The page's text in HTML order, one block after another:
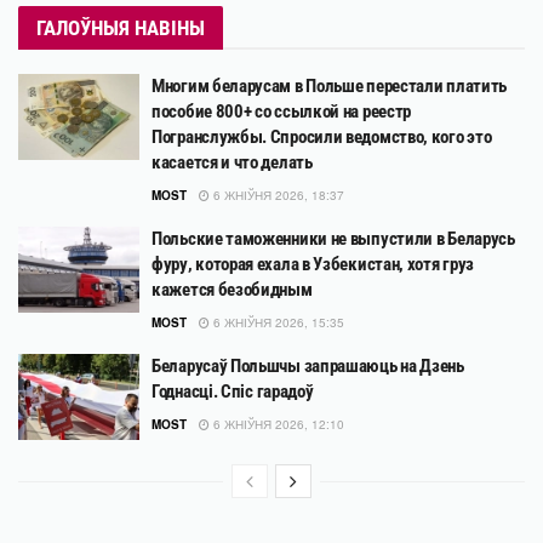
ГАЛОЎНЫЯ НАВІНЫ
Многим беларусам в Польше перестали платить
пособие 800+ со ссылкой на реестр
Погранслужбы. Спросили ведомство, кого это
касается и что делать
MOST 6 ЖНІЎНЯ 2026, 18:37
Польские таможенники не выпустили в Беларусь
фуру, которая ехала в Узбекистан, хотя груз
кажется безобидным
MOST 6 ЖНІЎНЯ 2026, 15:35
Беларусаў Польшчы запрашаюць на Дзень
Годнасці. Спіс гарадоў
MOST 6 ЖНІЎНЯ 2026, 12:10